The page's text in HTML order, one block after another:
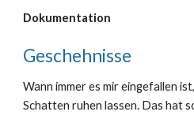
Dokumentation
Geschehnisse
Wann immer es mir eingefallen
Schatten ruhen lassen. Das hat